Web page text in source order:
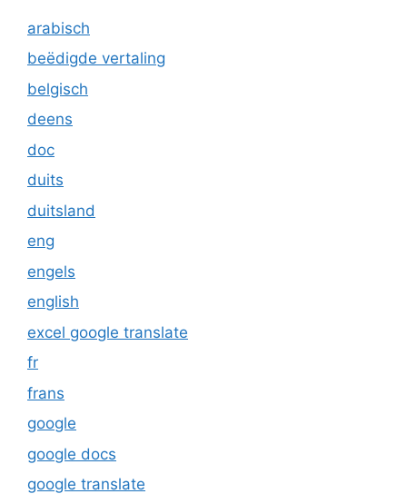
arabisch
beëdigde vertaling
belgisch
deens
doc
duits
duitsland
eng
engels
english
excel google translate
fr
frans
google
google docs
google translate